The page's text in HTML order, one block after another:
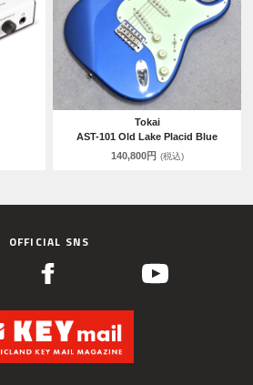
Tokai
AST-101 Old Lake Placid Blue
140,800円 (税込)
OFFICIAL SNS